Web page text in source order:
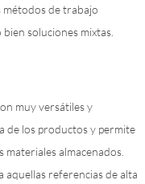
métodos de trabajo
soluciones mixtas.
muy versátiles y
de los productos y permite
almacenados.
aquellas referencias de alta